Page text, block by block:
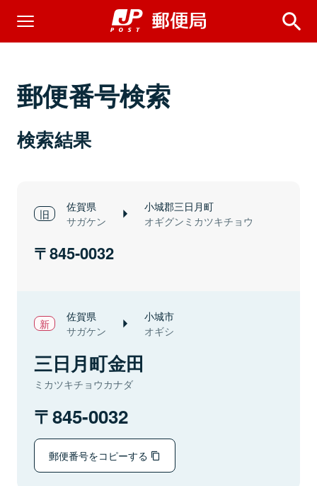
郵便番号検索
検索結果
佐賀県
サガケン
小城郡三日月町
オギグンミカツキチョウ
845-0032
佐賀県
サガケン
小城市
オギシ
三日月町金田
ミカツキチョウカナダ
845-0032
郵便番号をコピーする